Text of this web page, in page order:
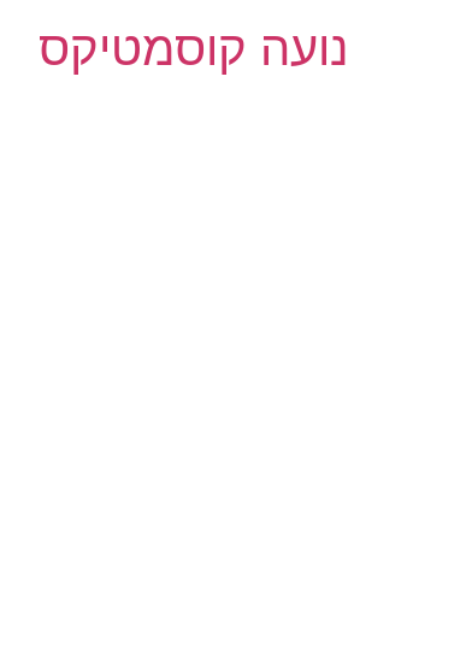
נועה קוסמטיקס